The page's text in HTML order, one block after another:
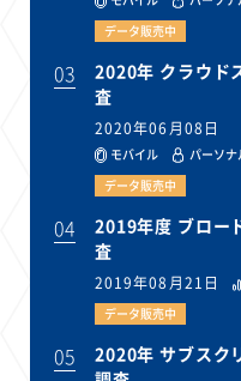
データ販売中
03
2020年 クラウド
査
2020年06月08日
モバイル パーソナ
データ販売中
04
2019年度 ブロー
査
2019年08月21日
データ販売中
05
2020年 サブスク